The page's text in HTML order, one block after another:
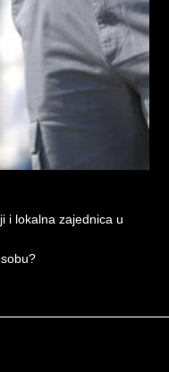
i lokalna zajednica u